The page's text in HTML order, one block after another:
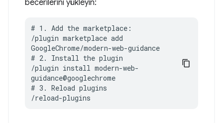
becerilerini yükleyin:
# 1. Add the marketplace:
/plugin marketplace add
GoogleChrome/modern-web-guidance
# 2. Install the plugin
/plugin install modern-web-
guidance@googlechrome
# 3. Reload plugins
/reload-plugins